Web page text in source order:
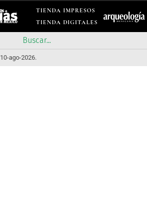
TIENDA IMPRESOS
TIENDA DIGITALES
10-ago-2026.